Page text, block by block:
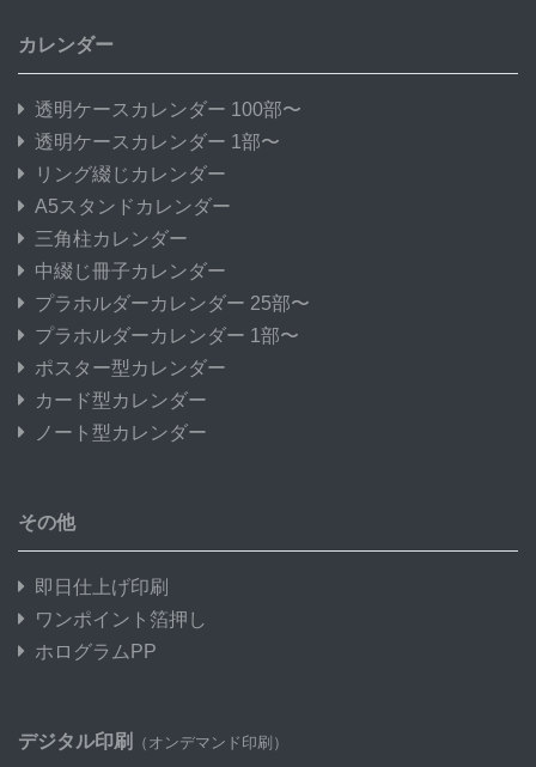
カレンダー
透明ケースカレンダー 100部〜
透明ケースカレンダー 1部〜
リング綴じカレンダー
A5スタンドカレンダー
三角柱カレンダー
中綴じ冊子カレンダー
プラホルダーカレンダー 25部〜
プラホルダーカレンダー 1部〜
ポスター型カレンダー
カード型カレンダー
ノート型カレンダー
その他
即日仕上げ印刷
ワンポイント箔押し
ホログラムPP
デジタル印刷 （オンデマンド印刷）